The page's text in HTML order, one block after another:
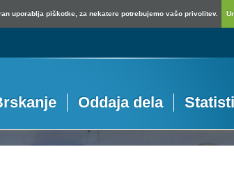
uporablja piškotke, za nekatere potrebujemo vašo privolitev.
Oddaja dela